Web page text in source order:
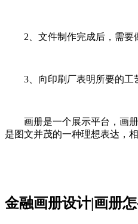
2、文件制作完成后，需要做
3、向印刷厂表明所要的工
画册是一个展示平台，画册
是图文并茂的一种理想表达，
金融画册设计|画册